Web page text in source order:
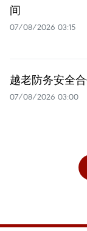
间
07/08/2026 03:15
越老防务安全
07/08/2026 03:00